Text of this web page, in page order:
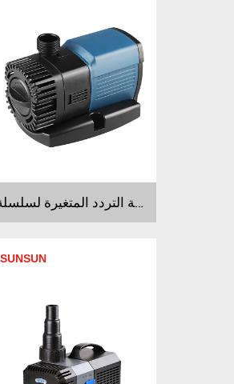
مضخة التردد المتغيرة لسلسلة JTP JTP2000~3000 JTP1800~5800
SUNSUN